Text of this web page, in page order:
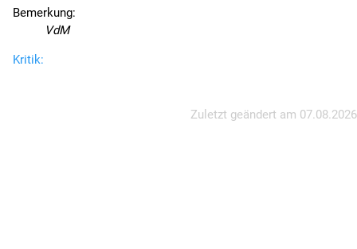
Bemerkung:
VdM
Kritik:
Zuletzt geändert am 07.08.2026